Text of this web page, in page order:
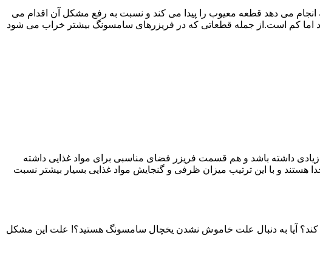
می دهد قطعه معیوب را پیدا می کند و نسبت به رفع مشکل آن اقدام می
اما کم است.از جمله قطعاتی که در فریزرهای سامسونگ بیشتر خراب می شود
زیادی داشته باشد و هم قسمت فریزر فضای مناسبی برای مواد غذایی داشته
هستند و با این ترتیب میزان ظرفی و گنجایش مواد غذایی بسیار بیشتر نسبت
کند؟ آیا به دنبال علت خاموش نشدن یخچال سامسونگ هستید؟! علت این مشکل